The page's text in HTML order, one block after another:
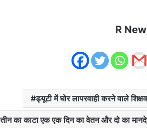
R
ड्यूटी में घोर लापरवाही करने वाले
तीन का काटा एक एक दिन का वेतन और दो का